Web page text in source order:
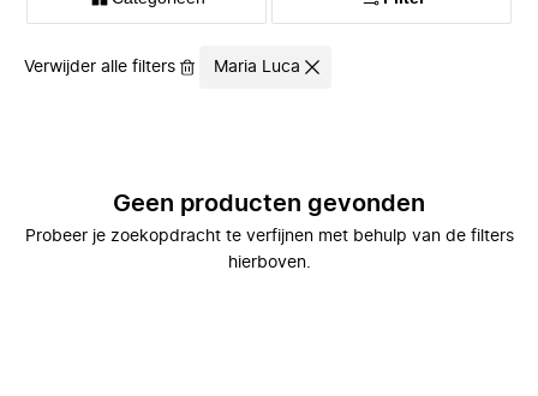
Verwijder alle filters Maria Luca
Geen producten gevonden
Probeer je zoekopdracht te verfijnen met behulp van de filters
hierboven.